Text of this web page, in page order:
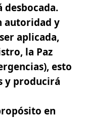
autoridad y
aplicada,
la Paz
esto
y producirá
en